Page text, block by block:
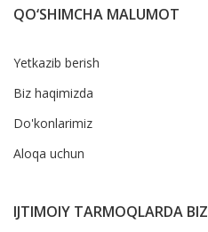
QO‘SHIMCHA MALUMOT
Yetkazib berish
Biz haqimizda
Do'konlarimiz
Aloqa uchun
IJTIMOIY TARMOQLARDA BIZ